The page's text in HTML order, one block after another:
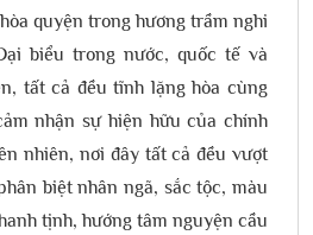
quyện trong hương trầm nghi
biểu trong nước, quốc tế và
tất cả đều tĩnh lặng hòa cùng
nhận sự hiện hữu của chính
nhiên, nơi đây tất cả đều vượt
biệt nhân ngã, sắc tộc, màu
tịnh, hướng tâm nguyện cầu